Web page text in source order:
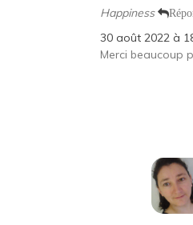
Happiness
30 août 2022 à
Merci beaucoup